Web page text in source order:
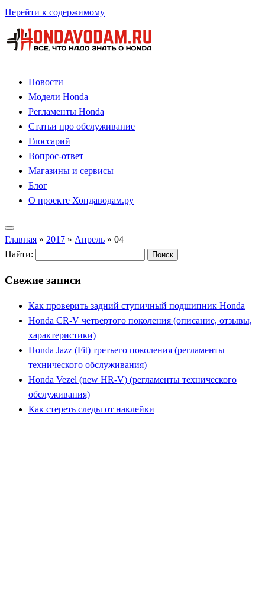
Перейти к содержимому
Новости
Модели Honda
Регламенты Honda
Статьи про обслуживание
Глоссарий
Вопрос-ответ
Магазины и сервисы
Блог
О проекте Хондаводам.ру
Главная » 2017 » Апрель » 04
Найти:
Свежие записи
Как проверить задний ступичный подшипник Honda
Honda CR-V четвертого поколения (описание, отзывы,
характеристики)
Honda Jazz (Fit) третьего поколения (регламенты
технического обслуживания)
Honda Vezel (new HR-V) (регламенты технического
обслуживания)
Как стереть следы от наклейки